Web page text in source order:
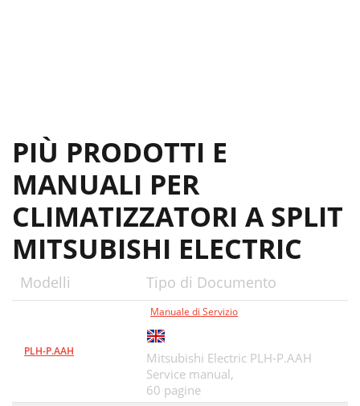
PIÙ PRODOTTI E
MANUALI PER
CLIMATIZZATORI A SPLIT
MITSUBISHI ELECTRIC
Modelli Tipo di Documento
PLH-P.AAH
Manuale di Servizio
Mitsubishi Electric PLH-P.AAH
Service manual,
60 pagine